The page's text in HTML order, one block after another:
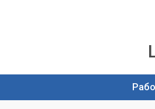
Этапы работы по
Первым
выбрать наиболее эффективный